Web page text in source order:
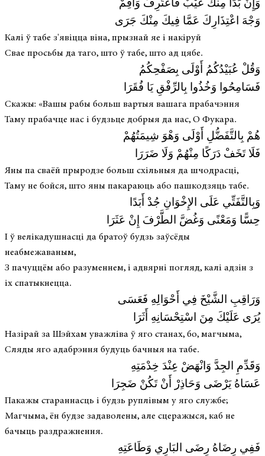
وَإِنْ بَدَا مِنْكَ عَيْبٌ فَاعْتَرِفْ وَأَقِمْ
وَجْهَ اعْتِذَارِكَ عَمَّا فِيكَ مِنْكَ جَرَى
Калі ў табе з'явіцца віна, прызнай яе і накіруй
Свае просьбы да таго, што ў табе, што ад цябе.
وَقُلْ عُبَيْدُكُمُ أَوْلَى بِصَفْحِكُمُ
فَسَامِحُوا وَخُذُوا بِالرِّفْقِ يَا فُقَرَا
Скажы: «Вашы рабы больш вартыя вашага прабачэння
Таму прабачце нас і будзьце добрыя да нас, О Фукара.
هُمْ بِالتَّفَضُّلِ أَوْلَى وَهْوَ شِيمَتُهُمْ
فَلَا تَخَفْ دَرَكًا مِنْهُمْ وَلَا ضَرَرَا
Яны па сваёй прыродзе больш схільныя да шчодрасці,
Таму не бойся, што яны пакараюць або пашкодзяць табе.
وَبِالتَّفَتِّي عَلَى الإِخْوَانِ جُدْ أَبَدًا
حِسًّا وَمَعْنًى وَغُضَّ الطَّرْفَ إِنْ عَثَرَا
І ў велікадушнасці да братоў будзь заўсёды
неабмежаваным,
З пачуццём або разуменнем, і адвярні погляд, калі адзін з
іх спатыкнецца.
وَرَاقِبِ الشَّيْخَ فِي أَحْوَالِهِ فَعَسَى
يُرَى عَلَيْكَ مِنَ اسْتِحْسَانِهِ أَثَرَا
Назірай за Шэйхам уважліва ў яго станах, бо, магчыма,
Сляды яго адабрэння будуць бачныя на табе.
وَقَدِّمِ الجِدَّ وَانْهَضْ عِنْدَ خِدْمَتِهِ
عَسَاهُ يَرْضَى وَحَاذِرْ أَنْ تَكُنْ ضَجِرَا
Пакажы стараннасць і будзь руплівым у яго службе;
Магчыма, ён будзе задаволены, але сцеражыся, каб не
бачыць раздражнення.
فَفِي رِضَاهُ رِضَى البَارِي وَطَاعَتِهِ